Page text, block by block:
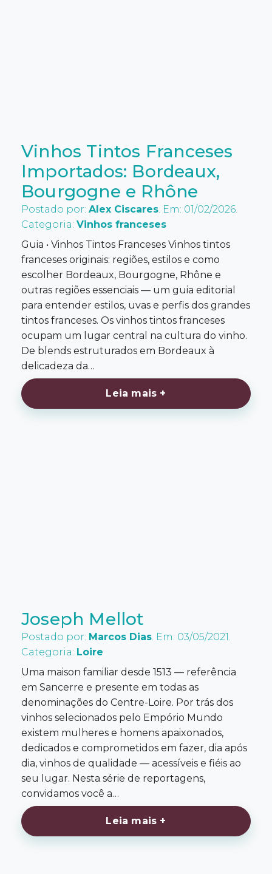
Vinhos Tintos Franceses
Importados: Bordeaux,
Bourgogne e Rhône
Postado por: Alex Ciscares. Em: 01/02/2026.
Categoria: Vinhos franceses
Guia • Vinhos Tintos Franceses Vinhos tintos
franceses originais: regiões, estilos e como
escolher Bordeaux, Bourgogne, Rhône e
outras regiões essenciais — um guia editorial
para entender estilos, uvas e perfis dos grandes
tintos franceses. Os vinhos tintos franceses
ocupam um lugar central na cultura do vinho.
De blends estruturados em Bordeaux à
delicadeza da…
Leia mais +
Joseph Mellot
Postado por: Marcos Dias. Em: 03/05/2021.
Categoria: Loire
Uma maison familiar desde 1513 — referência
em Sancerre e presente em todas as
denominações do Centre-Loire. Por trás dos
vinhos selecionados pelo Empório Mundo
existem mulheres e homens apaixonados,
dedicados e comprometidos em fazer, dia após
dia, vinhos de qualidade — acessíveis e fiéis ao
seu lugar. Nesta série de reportagens,
convidamos você a…
Leia mais +